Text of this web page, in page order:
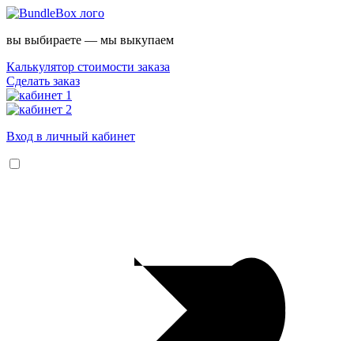
вы выбираете — мы выкупаем
Калькулятор стоимости заказа
Сделать заказ
Вход в личный кабинет